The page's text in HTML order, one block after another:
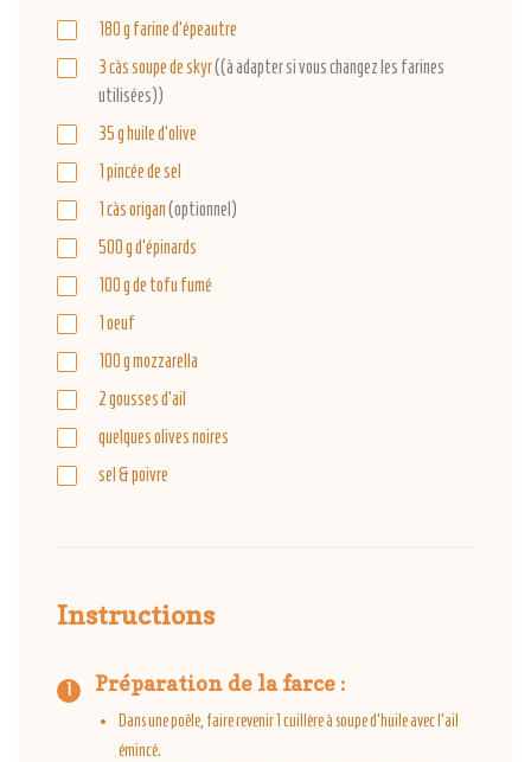
180g farine d'épeautre
3càssoupe de skyr((à adapter si vous changez les farines
utilisées))
35g huile d'olive
1 pincéede sel
1 càsorigan(optionnel)
500gd'épinards
100gde tofu fumé
1 oeuf
100gmozzarella
2goussesd'ail
quelquesolives noires
sel & poivre
Instructions
Préparation de la farce :
Dans une poêle, faire revenir 1 cuillère à soupe d’huile avec l'ail
émincé.